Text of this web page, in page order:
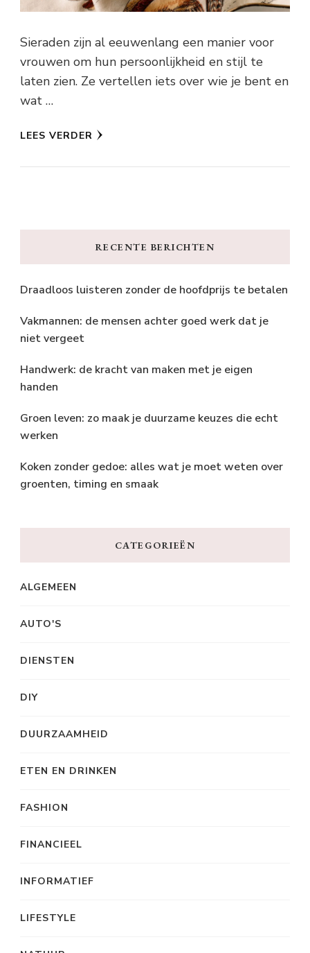
Sieraden zijn al eeuwenlang een manier voor
vrouwen om hun persoonlijkheid en stijl te
laten zien. Ze vertellen iets over wie je bent en
wat …
LEES VERDER
RECENTE BERICHTEN
Draadloos luisteren zonder de hoofdprijs te betalen
Vakmannen: de mensen achter goed werk dat je
niet vergeet
Handwerk: de kracht van maken met je eigen
handen
Groen leven: zo maak je duurzame keuzes die echt
werken
Koken zonder gedoe: alles wat je moet weten over
groenten, timing en smaak
CATEGORIEËN
ALGEMEEN
AUTO'S
DIENSTEN
DIY
DUURZAAMHEID
ETEN EN DRINKEN
FASHION
FINANCIEEL
INFORMATIEF
LIFESTYLE